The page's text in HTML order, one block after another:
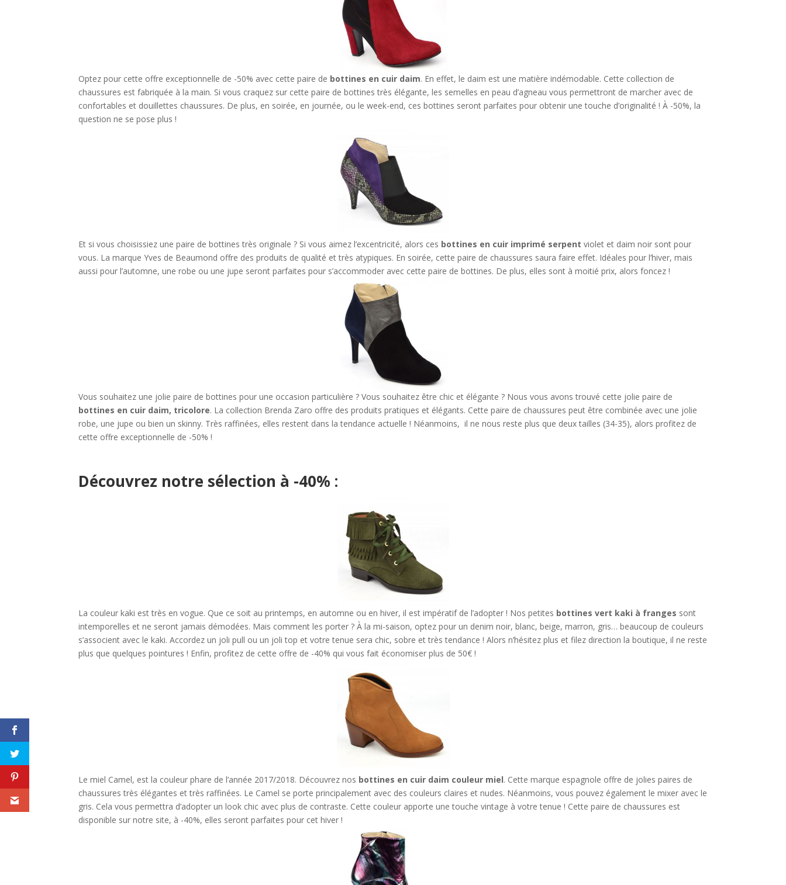
Optez pour cette offre exceptionnelle de -50% avec cette paire de bottines en cuir daim. En effet, le daim est une matière indémodable. Cette collection de
chaussures est fabriquée à la main. Si vous craquez sur cette paire de bottines très élégante, les semelles en peau d’agneau vous permettront de marcher avec de
confortables et douillettes chaussures. De plus, en soirée, en journée, ou le week-end, ces bottines seront parfaites pour obtenir une touche d’originalité ! À -50%, la
question ne se pose plus !
Et si vous choisissiez une paire de bottines très originale ? Si vous aimez l’excentricité, alors ces bottines en cuir imprimé serpent violet et daim noir sont pour
vous. La marque Yves de Beaumond offre des produits de qualité et très atypiques. En soirée, cette paire de chaussures saura faire effet. Idéales pour l’hiver, mais
aussi pour l’automne, une robe ou une jupe seront parfaites pour s’accommoder avec cette paire de bottines. De plus, elles sont à moitié prix, alors foncez !
Vous souhaitez une jolie paire de bottines pour une occasion particulière ? Vous souhaitez être chic et élégante ? Nous vous avons trouvé cette jolie paire de
bottines en cuir daim, tricolore. La collection Brenda Zaro offre des produits pratiques et élégants. Cette paire de chaussures peut être combinée avec une jolie
robe, une jupe ou bien un skinny. Très raffinées, elles restent dans la tendance actuelle ! Néanmoins, il ne nous reste plus que deux tailles (34-35), alors profitez de
cette offre exceptionnelle de -50% !
Découvrez notre sélection à -40% :
La couleur kaki est très en vogue. Que ce soit au printemps, en automne ou en hiver, il est impératif de l’adopter ! Nos petites bottines vert kaki à franges sont
intemporelles et ne seront jamais démodées. Mais comment les porter ? À la mi-saison, optez pour un denim noir, blanc, beige, marron, gris… beaucoup de couleurs
s’associent avec le kaki. Accordez un joli pull ou un joli top et votre tenue sera chic, sobre et très tendance ! Alors n’hésitez plus et filez direction la boutique, il ne reste
plus que quelques pointures ! Enfin, profitez de cette offre de -40% qui vous fait économiser plus de 50€ !
Le miel Camel, est la couleur phare de l’année 2017/2018. Découvrez nos bottines en cuir daim couleur miel. Cette marque espagnole offre de jolies paires de
chaussures très élégantes et très raffinées. Le Camel se porte principalement avec des couleurs claires et nudes. Néanmoins, vous pouvez également le mixer avec le
gris. Cela vous permettra d’adopter un look chic avec plus de contraste. Cette couleur apporte une touche vintage à votre tenue ! Cette paire de chaussures est
disponible sur notre site, à -40%, elles seront parfaites pour cet hiver !